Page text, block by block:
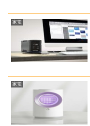
家電
家電